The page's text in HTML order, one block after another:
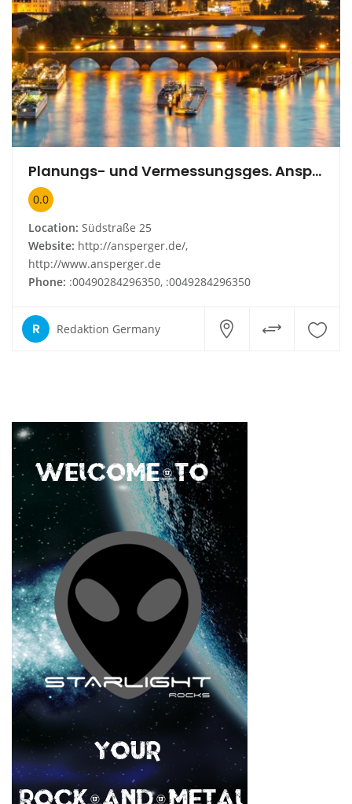
Planungs- und Vermessungsges. Ansperger mbH
0.0
Location: Südstraße 25
Website: http://ansperger.de/,
http://www.ansperger.de
Phone: :00490284296350, :0049284296350
R Redaktion Germany